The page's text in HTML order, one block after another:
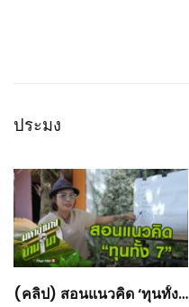
ประมง
(คลิป) สอนแนวคิด ‘ทุนทั้ง 7’ ปัจจัยความสำเร็จ ที่เกษตรกรต้องมี : วีดีโอ เกษตร